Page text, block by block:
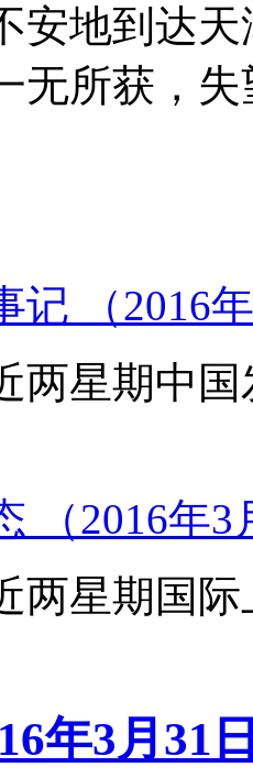
安地到达
无所获，
记 （2016
两星期中
（2016年
两星期国
年3月31